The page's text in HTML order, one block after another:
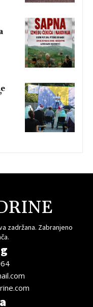
zadržana. Zabranjeno